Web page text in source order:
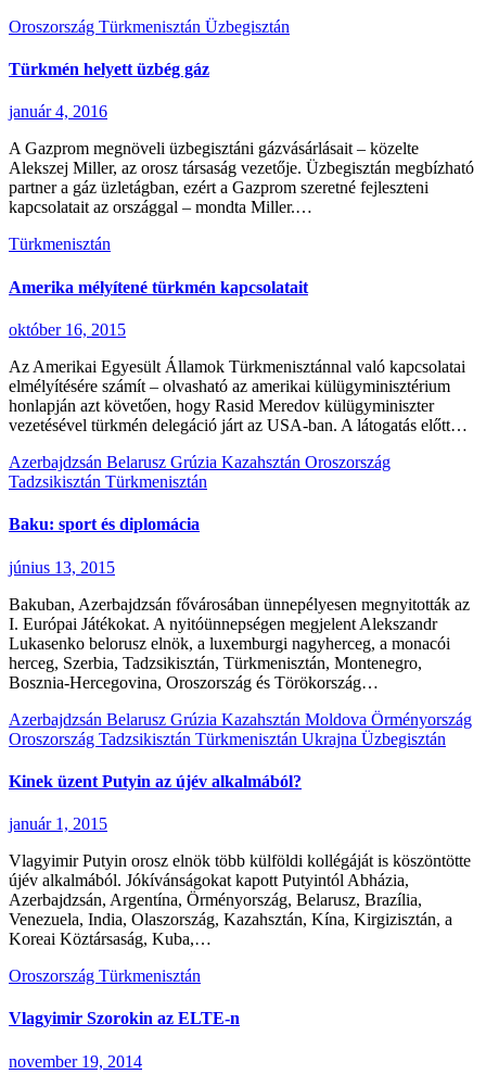
Oroszország Türkmenisztán Üzbegisztán
Türkmén helyett üzbég gáz
január 4, 2016
A Gazprom megnöveli üzbegisztáni gázvásárlásait – közelte
Alekszej Miller, az orosz társaság vezetője. Üzbegisztán megbízható
partner a gáz üzletágban, ezért a Gazprom szeretné fejleszteni
kapcsolatait az országgal – mondta Miller.…
Türkmenisztán
Amerika mélyítené türkmén kapcsolatait
október 16, 2015
Az Amerikai Egyesült Államok Türkmenisztánnal való kapcsolatai
elmélyítésére számít – olvasható az amerikai külügyminisztérium
honlapján azt követően, hogy Rasid Meredov külügyminiszter
vezetésével türkmén delegáció járt az USA-ban. A látogatás előtt…
Azerbajdzsán Belarusz Grúzia Kazahsztán Oroszország
Tadzsikisztán Türkmenisztán
Baku: sport és diplomácia
június 13, 2015
Bakuban, Azerbajdzsán fővárosában ünnepélyesen megnyitották az
I. Európai Játékokat. A nyitóünnepségen megjelent Alekszandr
Lukasenko belorusz elnök, a luxemburgi nagyherceg, a monacói
herceg, Szerbia, Tadzsikisztán, Türkmenisztán, Montenegro,
Bosznia-Hercegovina, Oroszország és Törökország…
Azerbajdzsán Belarusz Grúzia Kazahsztán Moldova Örményország
Oroszország Tadzsikisztán Türkmenisztán Ukrajna Üzbegisztán
Kinek üzent Putyin az újév alkalmából?
január 1, 2015
Vlagyimir Putyin orosz elnök több külföldi kollégáját is köszöntötte
újév alkalmából. Jókívánságokat kapott Putyintól Abházia,
Azerbajdzsán, Argentína, Örményország, Belarusz, Brazília,
Venezuela, India, Olaszország, Kazahsztán, Kína, Kirgizisztán, a
Koreai Köztársaság, Kuba,…
Oroszország Türkmenisztán
Vlagyimir Szorokin az ELTE-n
november 19, 2014